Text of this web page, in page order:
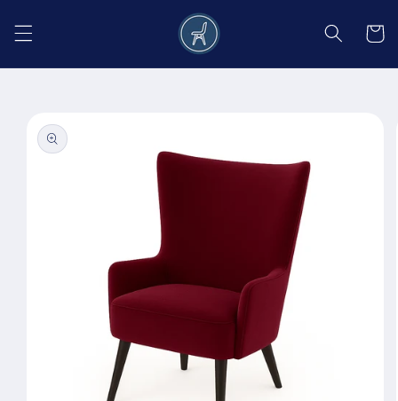
conținut
Coș
informațiile
despre
produs